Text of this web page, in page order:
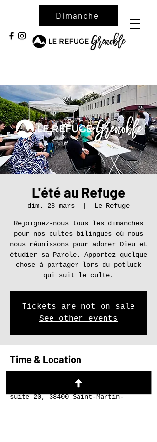
Dimanche
L'été au Refuge
dim. 23 mars Le Refuge
Rejoignez-nous tous les dimanches
pour nos cultes bilingues où nous
nous réunissons pour adorer Dieu et
étudier sa Parole. Apportez quelque
chose à partager lors du potluck
qui suit le culte.
Tickets are not on sale
See other events
Time & Location
23 mars 2025, 17:00 – 19:00
Le Refuge, 27 Rue du Tour de l'Eau
suite 20, 38400 Saint-Martin-